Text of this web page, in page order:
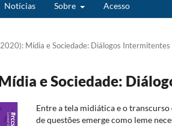
Notícias Sobre Acesso
Mídia e Sociedade: Diálogos Intermitentes
e Sociedade:
Entre a tela midiática e o
de questões emerge como leme